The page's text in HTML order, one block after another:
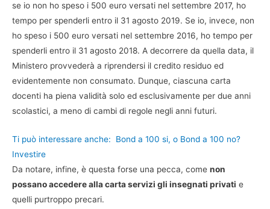
se io non ho speso i 500 euro versati nel settembre 2017, ho
tempo per spenderli entro il 31 agosto 2019. Se io, invece, non
ho speso i 500 euro versati nel settembre 2016, ho tempo per
spenderli entro il 31 agosto 2018. A decorrere da quella data, il
Ministero provvederà a riprendersi il credito residuo ed
evidentemente non consumato. Dunque, ciascuna carta
docenti ha piena validità solo ed esclusivamente per due anni
scolastici, a meno di cambi di regole negli anni futuri.
Ti può interessare anche:
Bond a 100 si, o Bond a 100 no?
Investire
Da notare, infine, è questa forse una pecca, come non
possano accedere alla carta servizi gli insegnati privati e
quelli purtroppo precari.